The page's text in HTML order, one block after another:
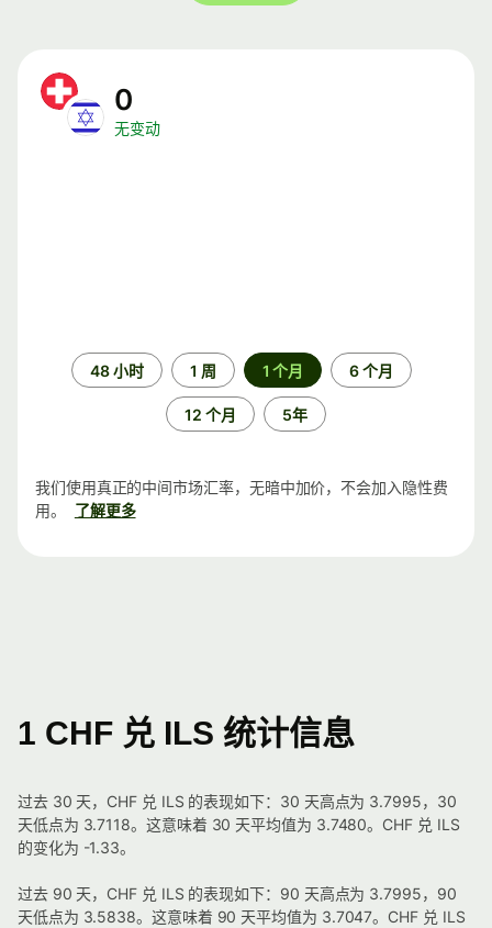
0
无变动
48 小时 1 周 1 个月 6 个月
12 个月 5年
我们使用真正的中间市场汇率，无暗中加价，不会加入隐性费
用。
了解更多
1 CHF 兑 ILS 统计信息
过去 30 天，CHF 兑 ILS 的表现如下：30 天高点为 3.7995，30
天低点为 3.7118。这意味着 30 天平均值为 3.7480。CHF 兑 ILS
的变化为 -1.33。
过去 90 天，CHF 兑 ILS 的表现如下：90 天高点为 3.7995，90
天低点为 3.5838。这意味着 90 天平均值为 3.7047。CHF 兑 ILS